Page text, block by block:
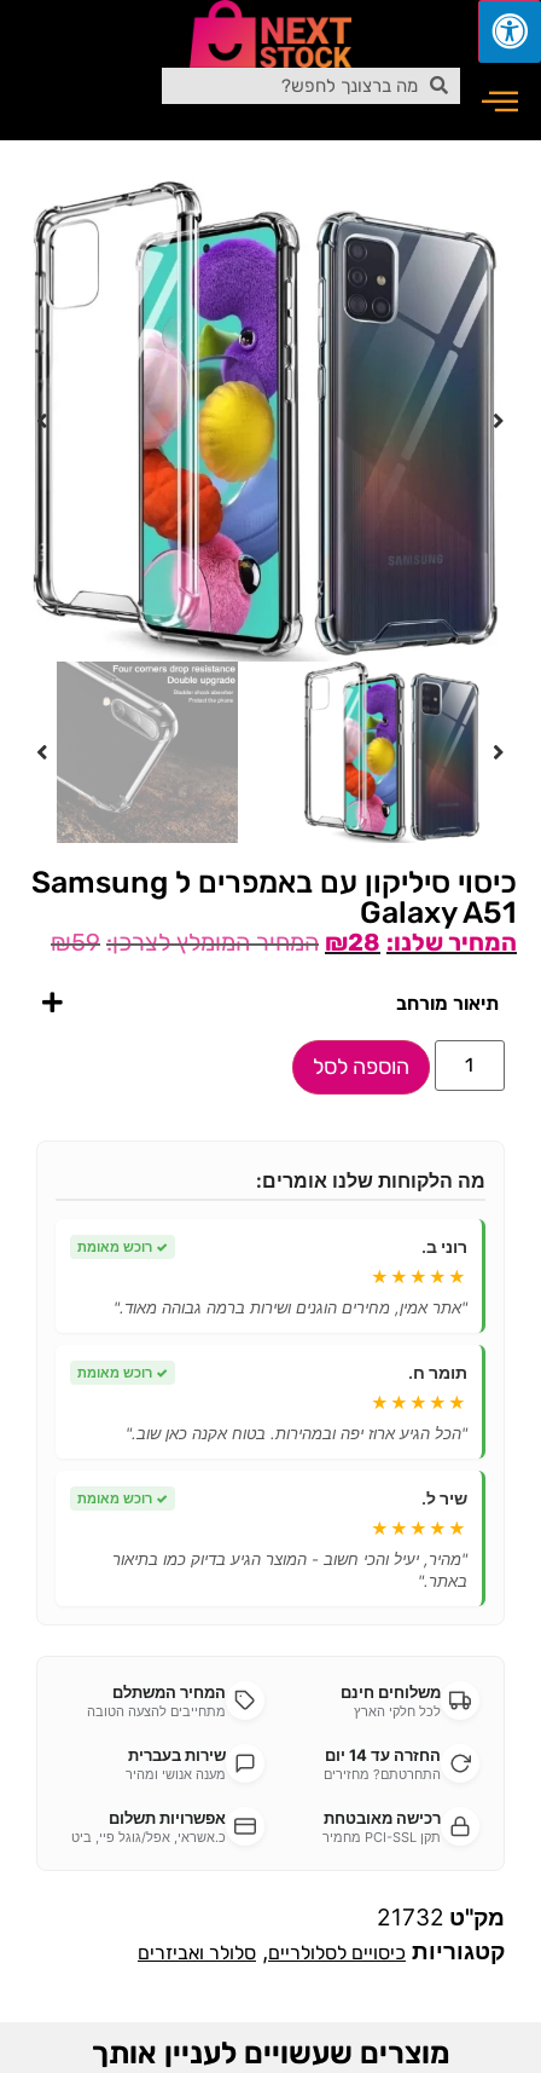
כיסוי סיליקון עם באמפרים ל Samsung
Galaxy A51
₪59 ₪28
תיאור מורחב
הוספה לסל
מה הלקוחות שלנו אומרים:
רוני ב. ✓ רוכש מאומת
★★★★★
"אתר אמין, מחירים הוגנים ושירות ברמה גבוהה מאוד."
תומר ח. ✓ רוכש מאומת
★★★★★
"הכל הגיע ארוז יפה ובמהירות. בטוח אקנה כאן שוב."
שיר ל. ✓ רוכש מאומת
★★★★★
"מהיר, יעיל והכי חשוב - המוצר הגיע בדיוק כמו בתיאור
באתר."
משלוחים חינם
לכל חלקי הארץ
המחיר המשתלם
מתחייבים להצעה הטובה
החזרה עד 14 יום
התחרטתם? מחזירים
שירות בעברית
מענה אנושי ומהיר
רכישה מאובטחת
תקן PCI-SSL מחמיר
אפשרויות תשלום
כ.אשראי, אפל/גוגל פיי, ביט
מק"ט 21732
קטגוריות כיסויים לסלולריים, סלולר ואביזרים
מוצרים שעשויים לעניין אותך